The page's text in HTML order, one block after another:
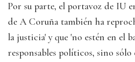
Por su parte, el portavoz de IU
de A Coruña también ha
la justicia' y que 'no estén en el
responsables políticos, sino sólo